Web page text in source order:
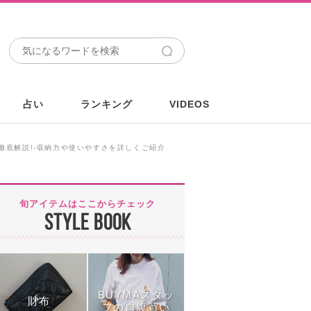
占い ランキング VIDEOS
底解説!-収納力や使いやすさを詳しくご紹介
旬アイテムはここからチェック
STYLE BOOK
財布
BUYMAスタッ
フの自腹買い